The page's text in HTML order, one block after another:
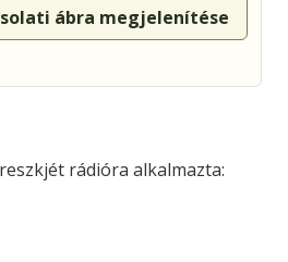
ábra megjelenítése
rádióra alkalmazta: